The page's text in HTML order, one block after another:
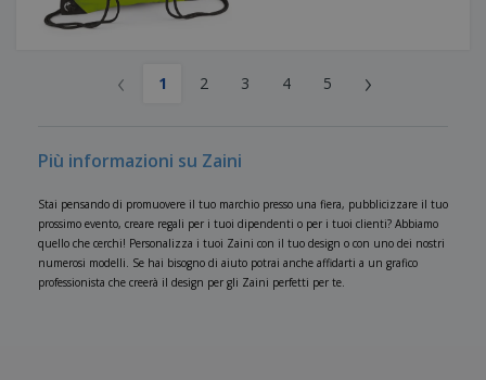
‹ 1 2 3 4 5 ›
Più informazioni su Zaini
Stai pensando di promuovere il tuo marchio presso una fiera, pubblicizzare il tuo
prossimo evento, creare regali per i tuoi dipendenti o per i tuoi clienti? Abbiamo
quello che cerchi! Personalizza i tuoi Zaini con il tuo design o con uno dei nostri
numerosi modelli. Se hai bisogno di aiuto potrai anche affidarti a un grafico
professionista che creerà il design per gli Zaini perfetti per te.